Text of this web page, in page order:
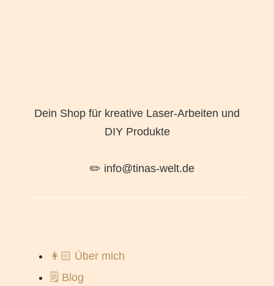
Dein Shop für kreative Laser-Arbeiten und
DIY Produkte
✏️ info@tinas-welt.de
👩🏻 Über mich
🗒️ Blog